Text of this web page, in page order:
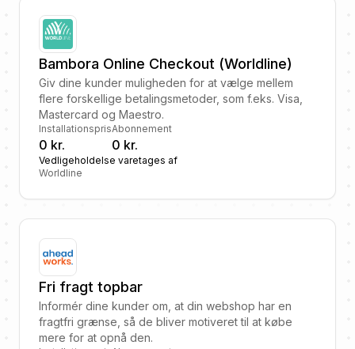
Bambora Online Checkout (Worldline)
Giv dine kunder muligheden for at vælge mellem
flere forskellige betalingsmetoder, som f.eks. Visa,
Mastercard og Maestro.
Installationspris
0 kr.
Abonnement
0 kr.
Vedligeholdelse varetages af
Worldline
Fri fragt topbar
Informér dine kunder om, at din webshop har en
fragtfri grænse, så de bliver motiveret til at købe
mere for at opnå den.